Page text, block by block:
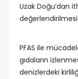
Uzak Doğu’dan
PFAS ile
gıdaların
denizlerdeki